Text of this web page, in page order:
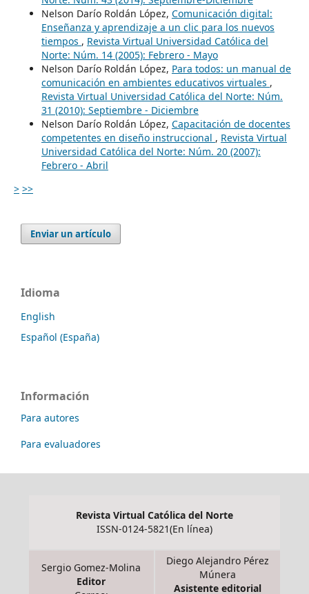
Nelson Darío Roldán López, Comunicación digital:
Enseñanza y aprendizaje a un clic para los nuevos
tiempos , Revista Virtual Universidad Católica del
Norte: Núm. 14 (2005): Febrero - Mayo
Nelson Darío Roldán López, Para todos: un manual de
comunicación en ambientes educativos virtuales ,
Revista Virtual Universidad Católica del Norte: Núm.
31 (2010): Septiembre - Diciembre
Nelson Darío Roldán López, Capacitación de docentes
competentes en diseño instruccional , Revista Virtual
Universidad Católica del Norte: Núm. 20 (2007):
Febrero - Abril
> >>
Enviar un artículo
Idioma
English
Español (España)
Información
Para autores
Para evaluadores
Revista Virtual Católica del Norte
ISSN-0124-5821(En línea)
Sergio Gomez-Molina
Editor
Diego Alejandro Pérez
Múnera
Asistente editorial